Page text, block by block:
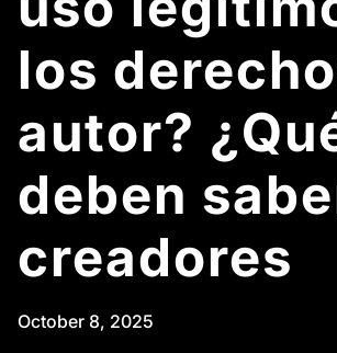
los
autor?
deben
creadores
October 8, 2025